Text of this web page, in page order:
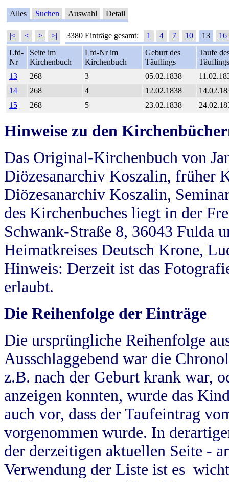
Alles Suchen Auswahl Detail
|< < > >| 3380 Einträge gesamt: 1 4 7 10 13
16
Lfd-
Nr
Seite im
Kirchenbuch
Lfd-Nr im
Kirchenbuch
Geburt des
Täuflings
Taufe
Täuflings
13
268 3 05.02.1838
14
268 4 12.02.1838
15
268 5 23.02.1838
Hinweise zu den
Das Original-Kirchenbuch von
Diözesanarchiv Koszalin, früher
Diözesanarchiv Koszalin,
des Kirchenbuches liegt in der
Schwank-Straße 8, 36043 Fulda
Heimatkreises Deutsch Krone,
Hinweis: Derzeit ist das
erlaubt.
Die Reihenfolge der Einträge
Die ursprüngliche Reihenfolge
Ausschlaggebend war die
z.B. nach der Geburt krank war,
anzeigen konnten, wurde das
auch vor, dass der Taufeintrag
vorgenommen wurde. In
der derzeitigen aktuellen Seite -
Verwendung der Liste ist es